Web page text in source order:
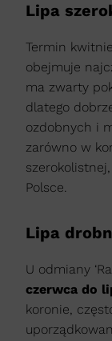
Lipa
Termin
obejmuje
ma zwarty
dlatego
ozdobnych i
zarówno w
Polsce.
Lipa
U odmiany
czerwca do
koronie,